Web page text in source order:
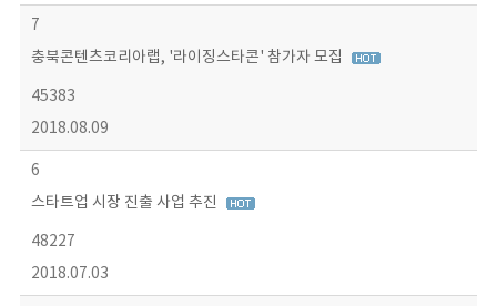
7
충북콘텐츠코리아랩, '라이징스타콘' 참가자 모집
45383
2018.08.09
6
스타트업 시장 진출 사업 추진
48227
2018.07.03